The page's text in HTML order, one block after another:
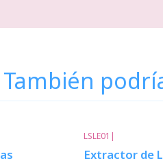
También
LSLE01 |
Extractor de